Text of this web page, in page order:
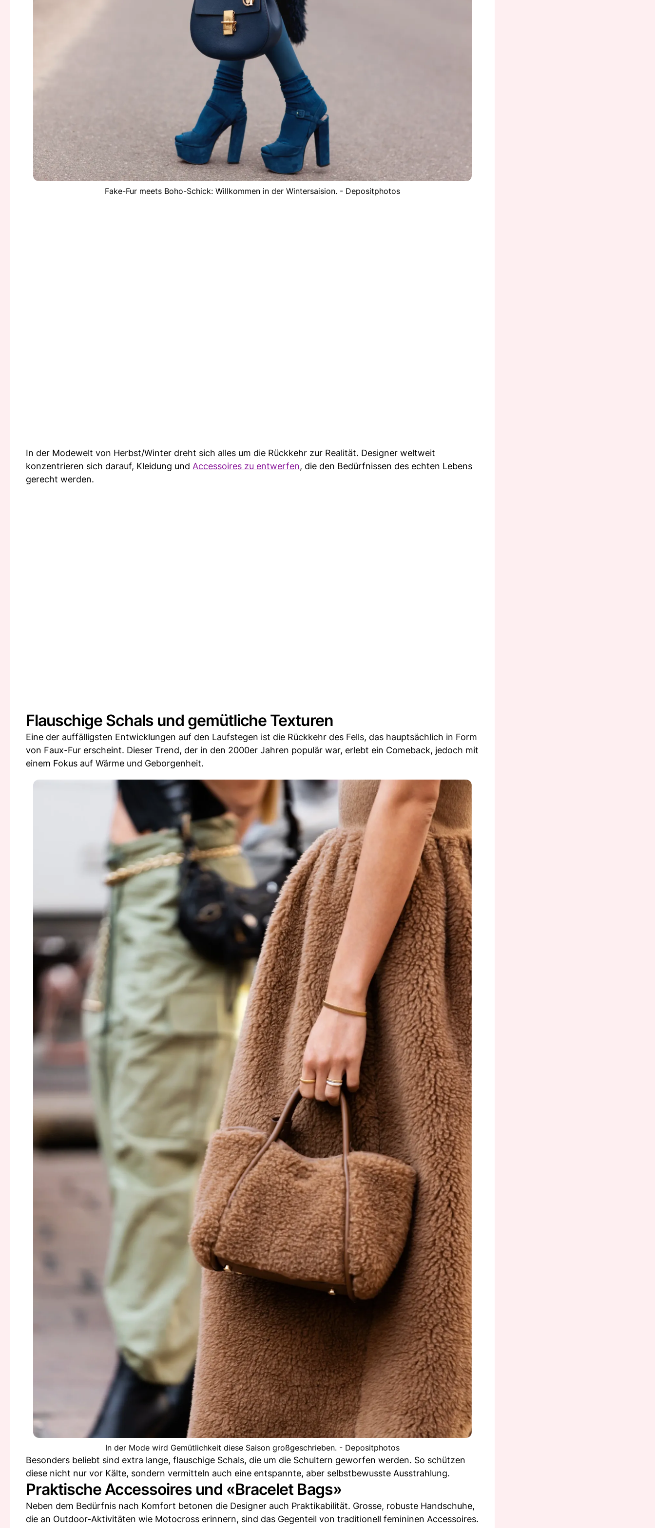
Fake-Fur meets Boho-Schick: Willkommen in der Wintersaision. - Depositphotos
In der Modewelt von Herbst/Winter dreht sich alles um die Rückkehr zur Realität. Designer weltweit
konzentrieren sich darauf, Kleidung und Accessoires zu entwerfen, die den Bedürfnissen des echten Lebens
gerecht werden.
Flauschige Schals und gemütliche Texturen
Eine der auffälligsten Entwicklungen auf den Laufstegen ist die Rückkehr des Fells, das hauptsächlich in Form
von Faux-Fur erscheint. Dieser Trend, der in den 2000er Jahren populär war, erlebt ein Comeback, jedoch mit
einem Fokus auf Wärme und Geborgenheit.
In der Mode wird Gemütlichkeit diese Saison großgeschrieben. - Depositphotos
Besonders beliebt sind extra lange, flauschige Schals, die um die Schultern geworfen werden. So schützen
diese nicht nur vor Kälte, sondern vermitteln auch eine entspannte, aber selbstbewusste Ausstrahlung.
Praktische Accessoires und «Bracelet Bags»
Neben dem Bedürfnis nach Komfort betonen die Designer auch Praktikabilität. Grosse, robuste Handschuhe,
die an Outdoor-Aktivitäten wie Motocross erinnern, sind das Gegenteil von traditionell femininen Accessoires.